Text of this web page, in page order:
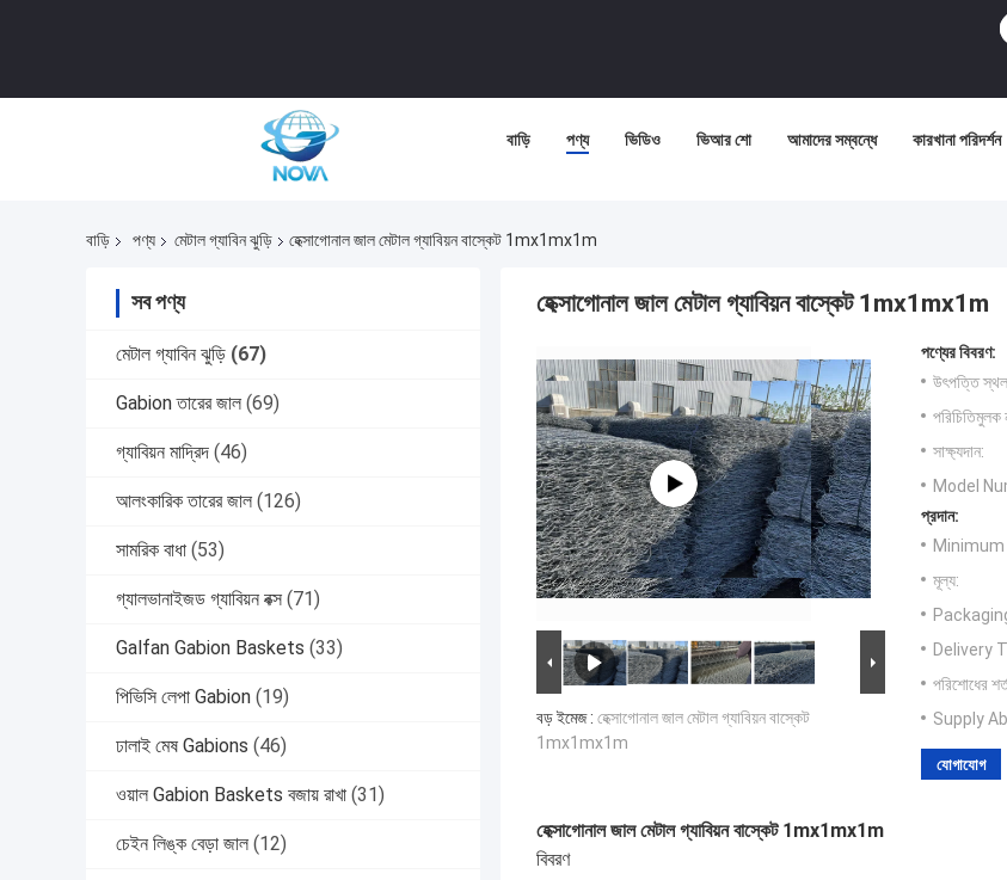
বাড়ি পণ্য ভিডিও ভিআর শো আমাদের সম্বন্ধে কারখানা পরিদর্শন
বাড়ি পণ্য মেটাল গ্যাবিন ঝুড়ি হেক্সাগোনাল জাল মেটাল গ্যাবিয়ন বাস্কেট 1mx1mx1m
সব পণ্য
মেটাল গ্যাবিন ঝুড়ি (67)
Gabion তারের জাল (69)
গ্যাবিয়ন মাদ্রিদ (46)
আলংকারিক তারের জাল (126)
সামরিক বাধা (53)
গ্যালভানাইজড গ্যাবিয়ন বক্স (71)
Galfan Gabion Baskets (33)
পিভিসি লেপা Gabion (19)
ঢালাই মেষ Gabions (46)
ওয়াল Gabion Baskets বজায় রাখা (31)
চেইন লিঙ্ক বেড়া জাল (12)
হেক্সাগোনাল জাল মেটাল গ্যাবিয়ন বাস্কেট 1mx1mx1m
বড় ইমেজ : হেক্সাগোনাল জাল মেটাল গ্যাবিয়ন বাস্কেট
1mx1mx1m
পণ্যের বিবরণ:
উৎপত্তি
পরিচিতিমুলক
সাক্ষ্যদান:
Model
প্রদান:
মূল্য:
Delivery
পরিশোধের
Supply
যোগাযোগ
হেক্সাগোনাল জাল মেটাল গ্যাবিয়ন বাস্কেট 1mx1mx1m
বিবরণ